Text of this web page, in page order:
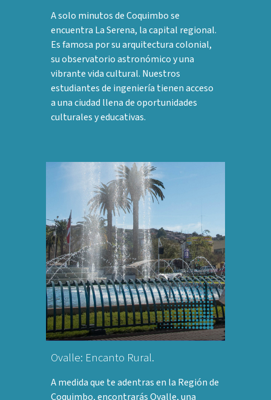
A solo minutos de Coquimbo se
encuentra La Serena, la capital regional.
Es famosa por su arquitectura colonial,
su observatorio astronómico y una
vibrante vida cultural. Nuestros
estudiantes de ingeniería tienen acceso
a una ciudad llena de oportunidades
culturales y educativas.
Ovalle: Encanto Rural.
A medida que te adentras en la Región de
Coquimbo, encontrarás Ovalle, una